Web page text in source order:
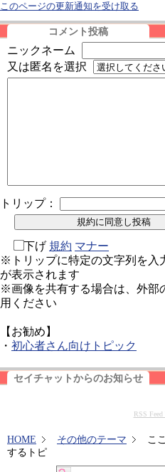
このページの更新通知を受け取る
コメント投稿
ニックネーム
又は匿名を選択
トリップ：
下げ 規約 マナー
※トリップに特定の文字列を入
が表示されます
※画像を共有する場合は、外部
用ください
【お勧め】
・ 初心者さん向けトピック
セイチャットからのお知らせ
RSS Feed
HOME その他のテーマ
こ
するトピ